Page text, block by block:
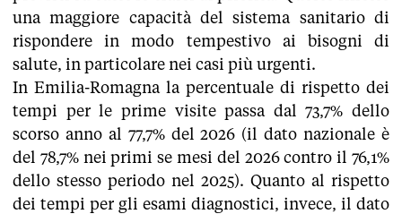
una maggiore capacità del sistema sanitario di
rispondere in modo tempestivo ai bisogni di
salute, in particolare nei casi più urgenti.
In Emilia-Romagna la percentuale di rispetto dei
tempi per le prime visite passa dal 73,7% dello
scorso anno al 77,7% del 2026 (il dato nazionale è
del 78,7% nei primi se mesi del 2026 contro il 76,1%
dello stesso periodo nel 2025). Quanto al rispetto
dei tempi per gli esami diagnostici, invece, il dato